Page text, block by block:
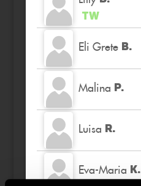
TW
Eli Grete B.
Malina P.
Luisa R.
Eva-Maria K.